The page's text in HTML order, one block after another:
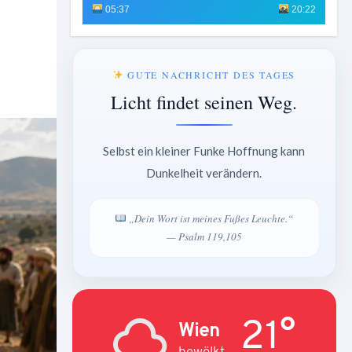
05:37 20:22
GUTE NACHRICHT DES TAGES
Licht findet seinen Weg.
Selbst ein kleiner Funke Hoffnung kann
Dunkelheit verändern.
„Dein Wort ist meines Fußes Leuchte.“
— Psalm 119,105
Wien 21°